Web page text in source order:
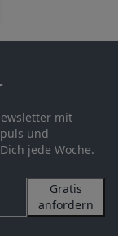
mit
und
jede Woche.
Gratis
anfordern